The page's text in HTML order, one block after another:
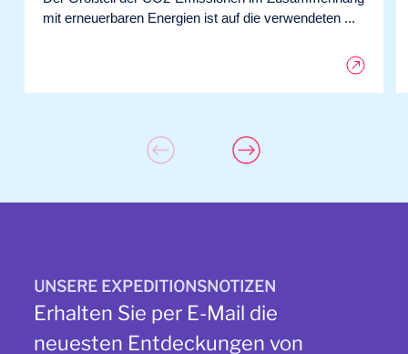
mit erneuerbaren Energien ist auf die verwendeten ...
UNSERE EXPEDITIONSNOTIZEN
Erhalten Sie per E-Mail die
neuesten Entdeckungen von